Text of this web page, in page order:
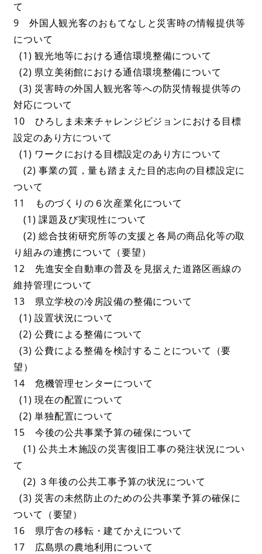
て
9 外国人観光客のおもてなしと災害時の情報提供等
について
(1) 観光地等における通信環境整備について
(2) 県立美術館における通信環境整備について
(3) 災害時の外国人観光客等への防災情報提供等の
対応について
10 ひろしま未来チャレンジビジョンにおける目標
設定のあり方について
(1) ワークにおける目標設定のあり方について
(2) 事業の質，量も踏まえた目的志向の目標設定に
ついて
11 ものづくりの６次産業化について
(1) 課題及び実現性について
(2) 総合技術研究所等の支援と各局の商品化等の取
り組みの連携について（要望）
12 先進安全自動車の普及を見据えた道路区画線の
維持管理について
13 県立学校の冷房設備の整備について
(1) 設置状況について
(2) 公費による整備について
(3) 公費による整備を検討することについて（要
望）
14 危機管理センターについて
(1) 現在の配置について
(2) 単独配置について
15 今後の公共事業予算の確保について
(1) 公共土木施設の災害復旧工事の発注状況につい
て
(2) ３年後の公共工事予算の状況について
(3) 災害の未然防止のための公共事業予算の確保に
ついて（要望）
16 県庁舎の移転・建てかえについて
17 広島県の農地利用について